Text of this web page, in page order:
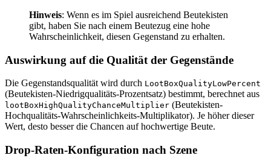
Hinweis: Wenn es im Spiel ausreichend Beutekisten
gibt, haben Sie nach einem Beutezug eine hohe
Wahrscheinlichkeit, diesen Gegenstand zu erhalten.
Auswirkung auf die Qualität der Gegenstände
Die Gegenstandsqualität wird durch LootBoxQualityLowPercent
(Beutekisten-Niedrigqualitäts-Prozentsatz) bestimmt, berechnet aus
lootBoxHighQualityChanceMultiplier (Beutekisten-
Hochqualitäts-Wahrscheinlichkeits-Multiplikator). Je höher dieser
Wert, desto besser die Chancen auf hochwertige Beute.
Drop-Raten-Konfiguration nach Szene